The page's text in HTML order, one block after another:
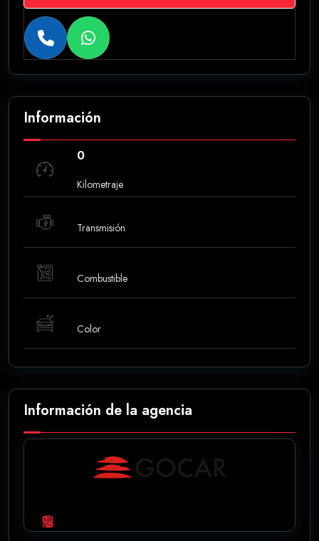
Información
0
Kilometraje
Transmisión
Combustible
Color
Información de la agencia